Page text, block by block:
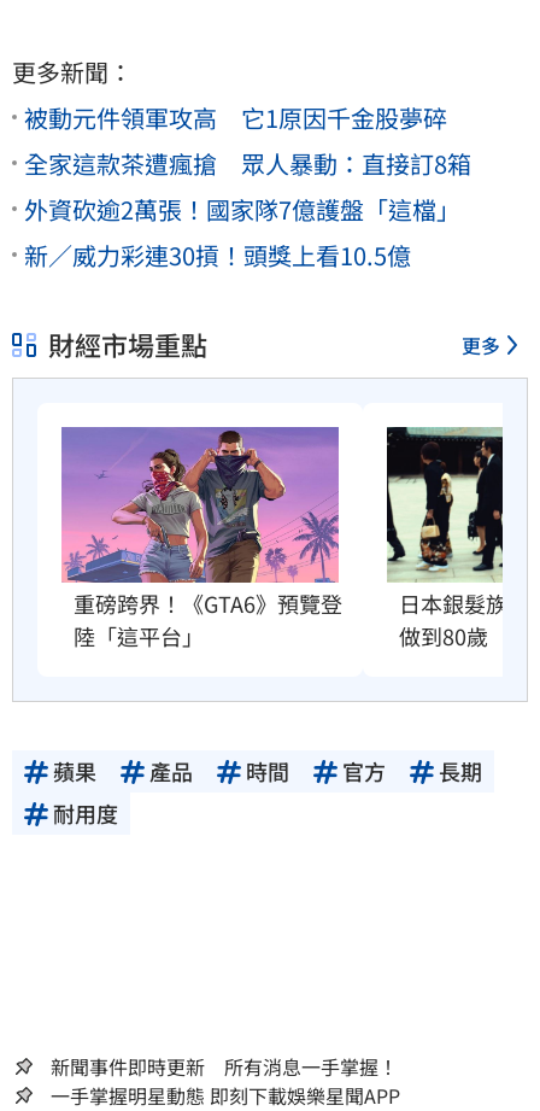
更多新聞：
被動元件領軍攻高 它1原因千金股夢碎
全家這款茶遭瘋搶 眾人暴動：直接訂8箱
外資砍逾2萬張！國家隊7億護盤「這檔」
新／威力彩連30摃！頭獎上看10.5億
財經市場重點 更多
重磅跨界！《GTA6》預覽登
陸「這平台」
日本銀髮族瘋
做到80歲
蘋果 產品 時間 官方
長期
耐用度
新聞事件即時更新 所有消息一手掌握！
一手掌握明星動態 即刻下載娛樂星聞APP